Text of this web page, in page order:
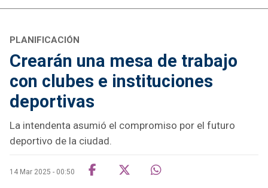
PLANIFICACIÓN
Crearán una mesa de trabajo
con clubes e instituciones
deportivas
La intendenta asumió el compromiso por el futuro
deportivo de la ciudad.
14 Mar 2025 - 00:50